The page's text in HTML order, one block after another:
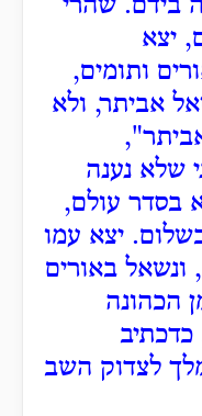
בידם. שהרי
יצא
ותומים,
אביתר, ולא
שלא נענה
בסדר עולם,
יצא עמו
באורים
הכהונה
כדכתיב
לצדוק השב